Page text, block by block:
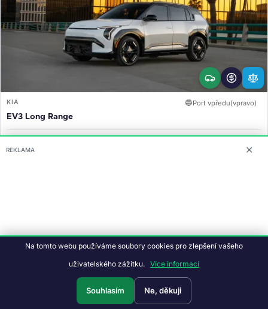
KIA 🔵Port vpředu(vpravo)
EV3 Long Range
REKLAMA ✕
Na tomto webu používáme soubory cookies pro zlepšení vašeho
uživatelského zážitku. Více informací
Souhlasím Ne, děkuji